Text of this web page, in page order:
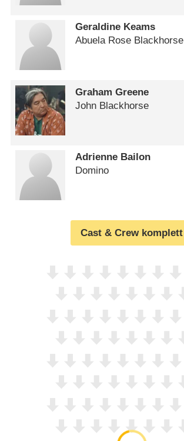
Geraldine Keams
Abuela Rose Blackhorse
Graham Greene
John Blackhorse
Adrienne Bailon
Domino
Cast & Crew komplett